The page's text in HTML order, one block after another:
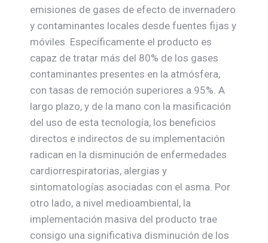
emisiones de gases de efecto de invernadero
y contaminantes locales desde fuentes fijas y
móviles. Específicamente el producto es
capaz de tratar más del 80% de los gases
contaminantes presentes en la atmósfera,
con tasas de remoción superiores a 95%. A
largo plazo, y de la mano con la masificación
del uso de esta tecnología, los beneficios
directos e indirectos de su implementación
radican en la disminución de enfermedades
cardiorrespiratorias, alergias y
sintomatologías asociadas con el asma. Por
otro lado, a nivel medioambiental, la
implementación masiva del producto trae
consigo una significativa disminución de los